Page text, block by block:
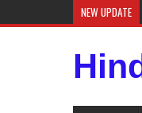
NEW UPDATE